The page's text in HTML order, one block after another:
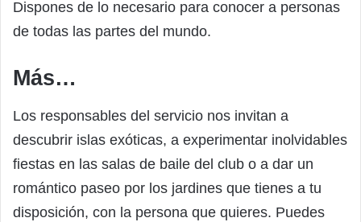
Dispones de lo necesario para conocer a personas
de todas las partes del mundo.
Más…
Los responsables del servicio nos invitan a
descubrir islas exóticas, a experimentar inolvidables
fiestas en las salas de baile del club o a dar un
romántico paseo por los jardines que tienes a tu
disposición, con la persona que quieres. Puedes